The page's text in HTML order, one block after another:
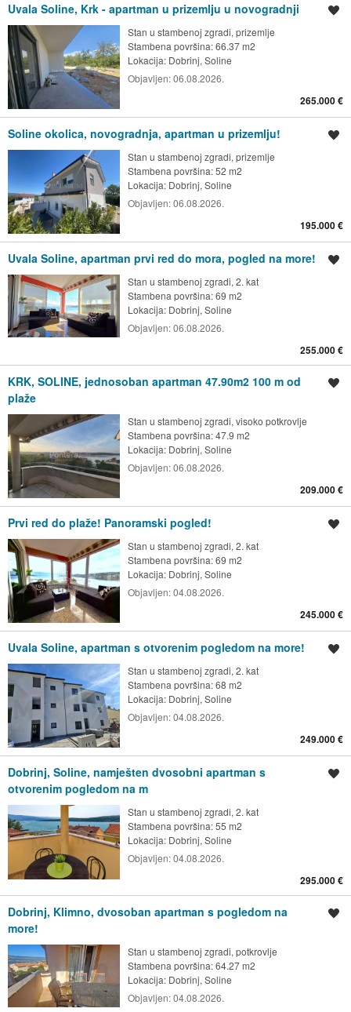
Uvala Soline, Krk - apartman u prizemlju u novogradnji
Stan u stambenoj zgradi, prizemlje
Stambena površina: 66.37 m2
Lokacija: Dobrinj, Soline
Objavljen:06.08.2026.
265.000 €
Soline okolica, novogradnja, apartman u prizemlju!
Stan u stambenoj zgradi, prizemlje
Stambena površina: 52 m2
Lokacija: Dobrinj, Soline
Objavljen:06.08.2026.
195.000 €
Uvala Soline, apartman prvi red do mora, pogled na more!
Stan u stambenoj zgradi, 2. kat
Stambena površina: 69 m2
Lokacija: Dobrinj, Soline
Objavljen:06.08.2026.
255.000 €
KRK, SOLINE, jednosoban apartman 47.90m2 100 m od
plaže
Stan u stambenoj zgradi, visoko potkrovlje
Stambena površina: 47.9 m2
Lokacija: Dobrinj, Soline
Objavljen:06.08.2026.
209.000 €
Prvi red do plaže! Panoramski pogled!
Stan u stambenoj zgradi, 2. kat
Stambena površina: 69 m2
Lokacija: Dobrinj, Soline
Objavljen:04.08.2026.
245.000 €
Uvala Soline, apartman s otvorenim pogledom na more!
Stan u stambenoj zgradi, 2. kat
Stambena površina: 68 m2
Lokacija: Dobrinj, Soline
Objavljen:04.08.2026.
249.000 €
Dobrinj, Soline, namješten dvosobni apartman s
otvorenim pogledom na m
Stan u stambenoj zgradi, 2. kat
Stambena površina: 55 m2
Lokacija: Dobrinj, Soline
Objavljen:04.08.2026.
295.000 €
Dobrinj, Klimno, dvosoban apartman s pogledom na
more!
Stan u stambenoj zgradi, potkrovlje
Stambena površina: 64.27 m2
Lokacija: Dobrinj, Soline
Objavljen:04.08.2026.